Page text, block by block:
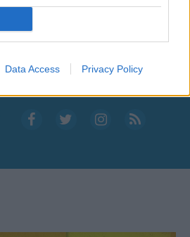
Data Access Privacy Policy